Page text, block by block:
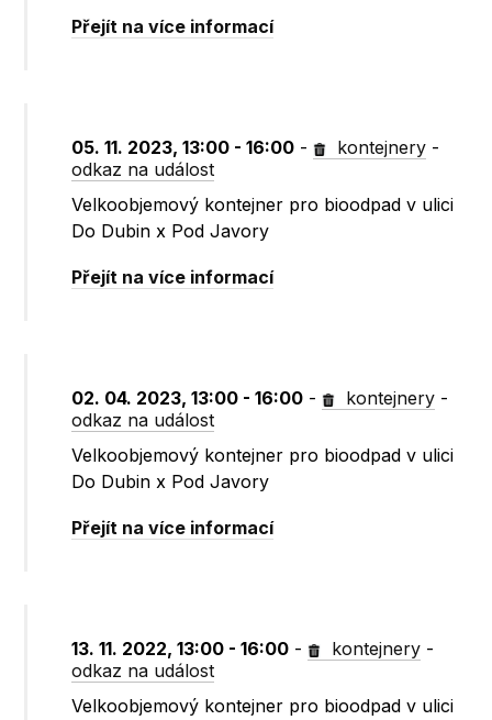
Přejít na více informací
05. 11. 2023, 13:00 - 16:00 - kontejnery -
odkaz na událost
Velkoobjemový kontejner pro bioodpad v ulici
Do Dubin x Pod Javory
Přejít na více informací
02. 04. 2023, 13:00 - 16:00 - kontejnery -
odkaz na událost
Velkoobjemový kontejner pro bioodpad v ulici
Do Dubin x Pod Javory
Přejít na více informací
13. 11. 2022, 13:00 - 16:00 - kontejnery -
odkaz na událost
Velkoobjemový kontejner pro bioodpad v ulici